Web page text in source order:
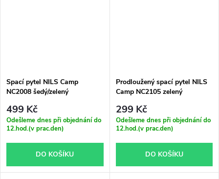
Spací pytel NILS Camp
NC2008 šedý/zelený
499 Kč
Odešleme dnes při objednání do
12.hod.(v prac.den)
DO KOŠÍKU
Prodloužený spací pytel NILS
Camp NC2105 zelený
299 Kč
Odešleme dnes při objednání do
12.hod.(v prac.den)
DO KOŠÍKU